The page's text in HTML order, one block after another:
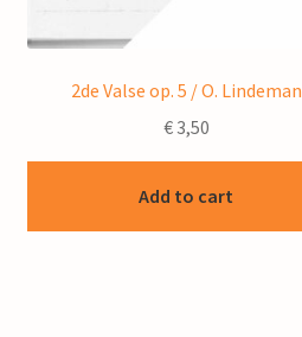
2de Valse op. 5 / O. Lindeman
€3,50
Add to cart